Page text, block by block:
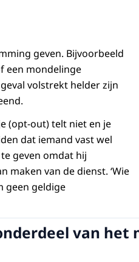
geven. Bijvoorbeeld
een mondelinge
volstrekt helder zijn
(opt-out) telt niet en je
dat iemand vast wel
geven omdat hij
maken van de dienst. ‘Wie
geen geldige
van